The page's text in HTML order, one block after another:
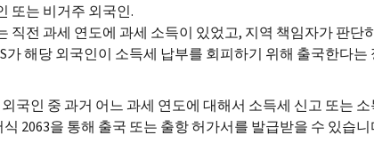
또는 비거주 외국인.
직전 과세 연도에 과세 소득이 있었고, 지역 책임자가 판
가 해당 외국인이 소득세 납부를 회피하기 위해 출국한다
국인 중 과거 어느 과세 연도에 대해서 소득세 신고 또는
2063을 통해 출국 또는 출항 허가서를 발급받을 수 있습니